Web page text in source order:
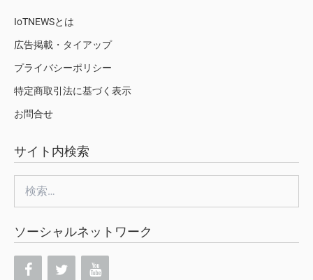
IoTNEWSとは
広告掲載・タイアップ
プライバシーポリシー
特定商取引法に基づく表示
お問合せ
サイト内検索
索:
ソーシャルネットワーク